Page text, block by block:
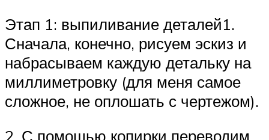
Этап 1: выпиливание деталей1.
Сначала, конечно, рисуем эскиз и
набрасываем каждую детальку на
миллиметровку (для меня самое
сложное, не оплошать с чертежом).
2. С помощью копирки переводим